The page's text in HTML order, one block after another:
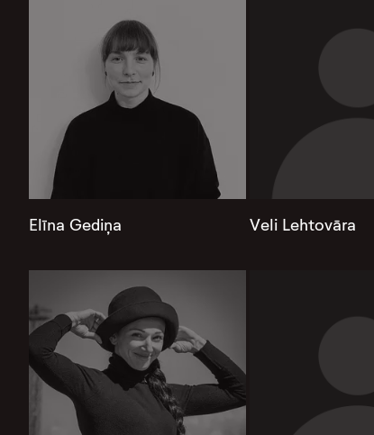
Elīna Gediņa Veli Lehtovāra